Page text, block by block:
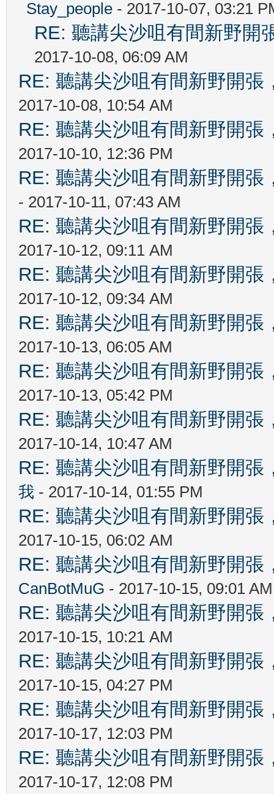
Stay_people - 2017-10-07, 03:21
RE: 聽講尖沙咀有間新野開
2017-10-08, 06:09 AM
RE: 聽講尖沙咀有間新野開張
2017-10-08, 10:54 AM
RE: 聽講尖沙咀有間新野開張
2017-10-10, 12:36 PM
RE: 聽講尖沙咀有間新野開張
- 2017-10-11, 07:43 AM
RE: 聽講尖沙咀有間新野開張
2017-10-12, 09:11 AM
RE: 聽講尖沙咀有間新野開張
2017-10-12, 09:34 AM
RE: 聽講尖沙咀有間新野開張
2017-10-13, 06:05 AM
RE: 聽講尖沙咀有間新野開張
2017-10-13, 05:42 PM
RE: 聽講尖沙咀有間新野開張
2017-10-14, 10:47 AM
RE: 聽講尖沙咀有間新野開張
我 - 2017-10-14, 01:55 PM
RE: 聽講尖沙咀有間新野開張
2017-10-15, 06:02 AM
RE: 聽講尖沙咀有間新野開張
CanBotMuG - 2017-10-15, 09:01 AM
RE: 聽講尖沙咀有間新野開張
2017-10-15, 10:21 AM
RE: 聽講尖沙咀有間新野開張
2017-10-15, 04:27 PM
RE: 聽講尖沙咀有間新野開張
2017-10-17, 12:03 PM
RE: 聽講尖沙咀有間新野開張
2017-10-17, 12:08 PM